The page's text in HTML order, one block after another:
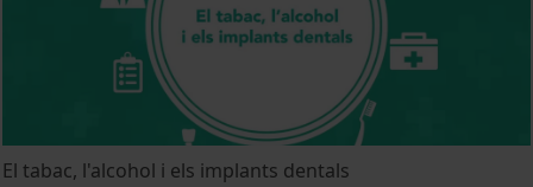
El tabac, l'alcohol i els implants dentals